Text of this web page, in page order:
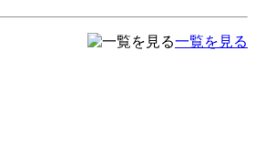
一覧を見る